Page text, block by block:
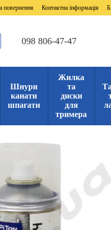
повернення Контактна інформація
098 806-47-47
Шнури
канати
шпагати
Жилка
та
диски
для
тримера